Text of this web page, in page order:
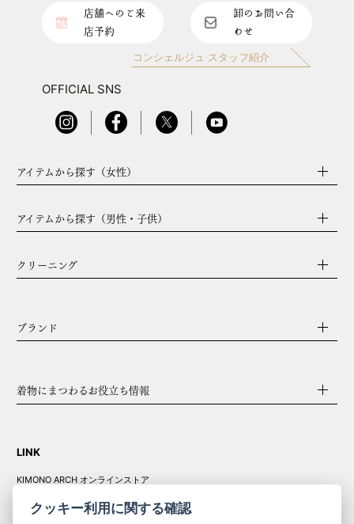
店舗へのご来
店予約
卸のお問い合
わせ
コンシェルジュ スタッフ紹介
OFFICIAL SNS
アイテムから探す（女性）
アイテムから探す（男性・子供）
クリーニング
ブランド
着物にまつわるお役立ち情報
LINK
KIMONO ARCH オンラインストア
クッキー利用に関する確認